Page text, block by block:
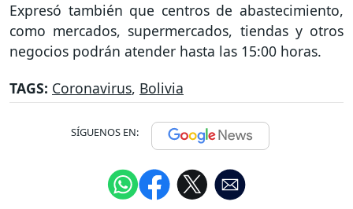
Expresó también que centros de abastecimiento,
como mercados, supermercados, tiendas y otros
negocios podrán atender hasta las 15:00 horas.
TAGS: Coronavirus, Bolivia
SÍGUENOS EN: